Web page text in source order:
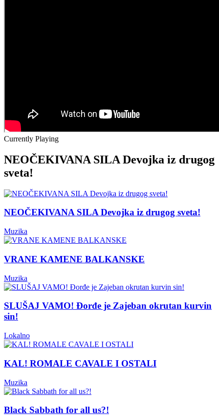
Currently Playing
NEOČEKIVANA SILA Devojka iz drugog
sveta!
NEOČEKIVANA SILA Devojka iz drugog sveta!
Muzika
VRANE KAMENE BALKANSKE
Muzika
SLUŠAJ VAMO! Đorđe je Zajeban okrutan kurvin
sin!
Lokalno
KAL! ROMALE CAVALE I OSTALI
Muzika
Black Sabbath for all us?!